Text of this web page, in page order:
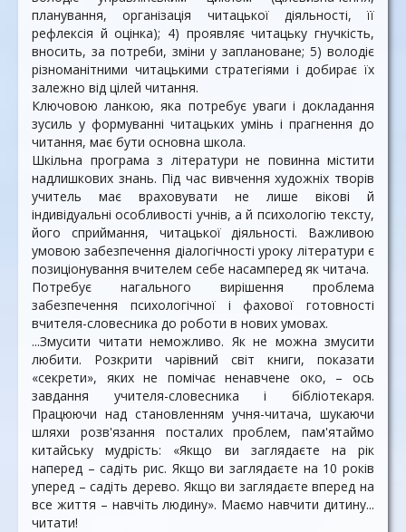
планування, організація читацької діяльності, її
рефлексія й оцінка); 4) проявляє читацьку гнучкість,
вносить, за потреби, зміни у заплановане; 5) володіє
різноманітними читацькими стратегіями і добирає їх
залежно від цілей читання.
Ключовою ланкою, яка потребує уваги і докладання
зусиль у формуванні читацьких умінь і прагнення до
читання, має бути основна школа.
Шкільна програма з літератури не повинна містити
надлишкових знань. Під час вивчення художніх творів
учитель має враховувати не лише вікові й
індивідуальні особливості учнів, а й психологію тексту,
його сприймання, читацької діяльності. Важливою
умовою забезпечення діалогічності уроку літератури є
позиціонування вчителем себе насамперед як читача.
Потребує нагального вирішення проблема
забезпечення психологічної і фахової готовності
вчителя-словесника до роботи в нових умовах.
...Змусити читати неможливо. Як не можна змусити
любити. Розкрити чарівний світ книги, показати
«секрети», яких не помічає ненавчене око, – ось
завдання учителя-словесника і бібліотекаря.
Працюючи над становленням учня-читача, шукаючи
шляхи розв'язання посталих проблем, пам'ятаймо
китайську мудрість: «Якщо ви заглядаєте на рік
наперед – садіть рис. Якщо ви заглядаєте на 10 років
уперед – садіть дерево. Якщо ви заглядаєте вперед на
все життя – навчіть людину». Маємо навчити дитину...
читати!